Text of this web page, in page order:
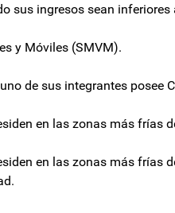
sus ingresos sean inferiores
y Móviles (SMVM).
de sus integrantes posee
en las zonas más frías
en las zonas más frías